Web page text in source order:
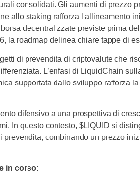
consolidati. Gli aumenti di prezzo
allo staking rafforza l’allineamento
decentralizzate previste prima
la roadmap delinea chiare tappe di
di prevendita di criptovalute che
L’enfasi di LiquidChain
supportata dallo sviluppo rafforza
difensivo a una prospettiva di
In questo contesto, $LIQUID si
combinando un prezzo
in corso: